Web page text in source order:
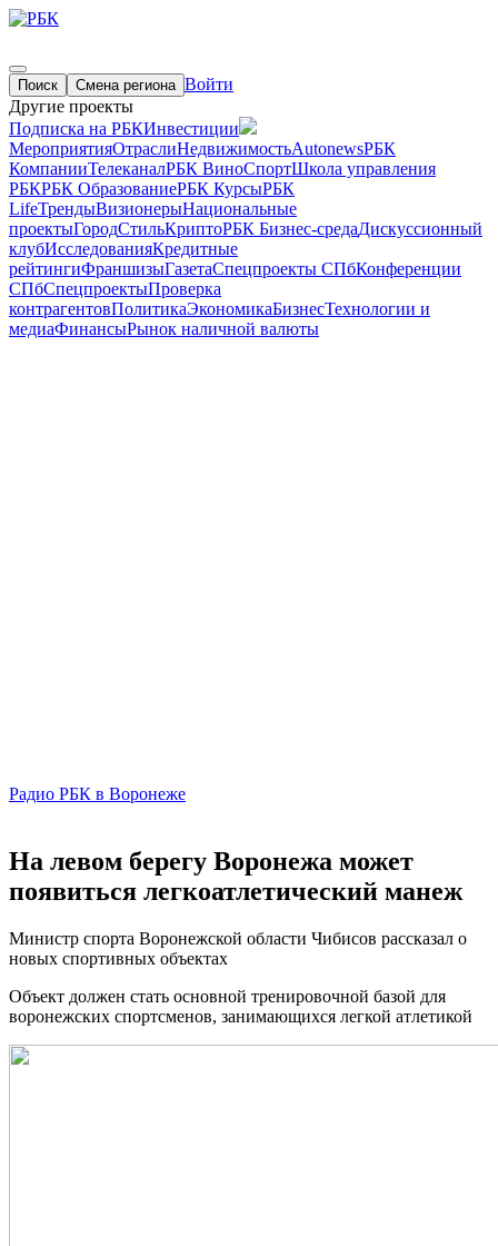
Поиск Смена региона Войти
Другие проекты
Подписка на РБКИнвестиции
МероприятияОтраслиНедвижимостьAutonewsРБК
КомпанииТелеканалРБК ВиноСпортШкола управления
РБКРБК ОбразованиеРБК КурсыРБК
LifeТрендыВизионерыНациональные
проектыГородСтильКриптоРБК Бизнес-средаДискуссионный
клубИсследованияКредитные
рейтингиФраншизыГазетаСпецпроекты СПбКонференции
СПбСпецпроектыПроверка
контрагентовПолитикаЭкономикаБизнесТехнологии и
медиаФинансыРынок наличной валюты
Радио РБК в Воронеже
На левом берегу Воронежа может
появиться легкоатлетический манеж
Министр спорта Воронежской области Чибисов рассказал о
новых спортивных объектах
Объект должен стать основной тренировочной базой для
воронежских спортсменов, занимающихся легкой атлетикой